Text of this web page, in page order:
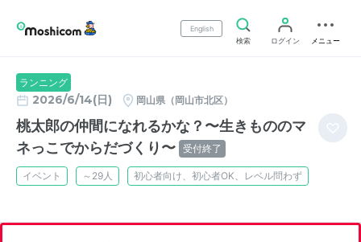
English
検索
ログイン メニュー
ランニング
2026/6/14(日) 岡山県（岡山市北区）
桃太郎の仲間になれるかな？〜生きもののマ
ネっこでからだづくり〜 受付終了
イベント ～29人 初心者向け、初心者OK、レベル問わず